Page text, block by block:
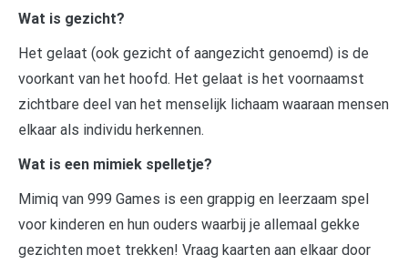
Wat is gezicht?
Het gelaat (ook gezicht of aangezicht genoemd) is de
voorkant van het hoofd. Het gelaat is het voornaamst
zichtbare deel van het menselijk lichaam waaraan mensen
elkaar als individu herkennen.
Wat is een mimiek spelletje?
Mimiq van 999 Games is een grappig en leerzaam spel
voor kinderen en hun ouders waarbij je allemaal gekke
gezichten moet trekken! Vraag kaarten aan elkaar door